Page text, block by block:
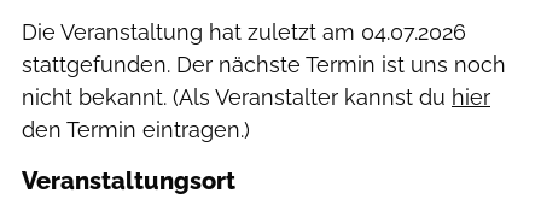
Die Veranstaltung hat zuletzt am 04.07.2026
stattgefunden. Der nächste Termin ist uns noch
nicht bekannt. (Als Veranstalter kannst du hier
den Termin eintragen.)
Veranstaltungsort